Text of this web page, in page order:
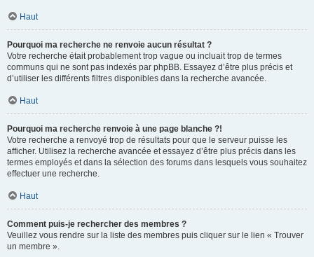
Haut
Pourquoi ma recherche ne renvoie aucun résultat ?
Votre recherche était probablement trop vague ou incluait trop de termes
communs qui ne sont pas indexés par phpBB. Essayez d’être plus précis et
d’utiliser les différents filtres disponibles dans la recherche avancée.
Haut
Pourquoi ma recherche renvoie à une page blanche ?!
Votre recherche a renvoyé trop de résultats pour que le serveur puisse les
afficher. Utilisez la recherche avancée et essayez d’être plus précis dans les
termes employés et dans la sélection des forums dans lesquels vous souhaitez
effectuer une recherche.
Haut
Comment puis-je rechercher des membres ?
Veuillez vous rendre sur la liste des membres puis cliquer sur le lien « Trouver
un membre ».